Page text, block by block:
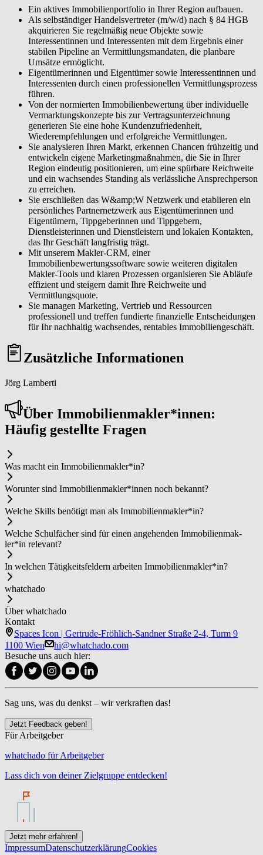
Moderne Tools & CRM effizient einsetzen. Mit unserem Makler-
CRM, einer Immobilienbewertungssoftware sowie weiteren
digitalen Makler-Tools und klaren Prozessen organisieren Sie
Abläufe effizient und steigern damit Ihre Reichweite und
Vermittlungsquote.
Ihr Geschäft unternehmerisch steuern. Sie managen Marketing,
Vertrieb und Ressourcen professionell und treffen fundierte
finanzielle Entscheidungen für Ihr nachhaltig wachsendes, rentables
Immobiliengeschäft.
Ein aktives Immobilienportfolio in Ihrer Region aufbauen.
Als selbständiger Handelsvertreter (m/w/d) nach § 84 HGB
akquirieren Sie regelmäßig neue Objekte sowie
Interessentinnen und Interessenten mit dem Ergebnis einer
stabilen Pipeline an Vermittlungsmandaten, die planbare
Umsätze ermöglicht.
Eigentümerinnen und Eigentümer sowie Interessentinnen und
Interessenten durch einen professionellen Vermittlungsprozess
führen.
Von der normierten Immobilienbewertung über individuelle
Vermarktungskonzepte bis zur Vertragsunterzeichnung
generieren Sie eine hohe Kundenzufriedenheit,
Wiederempfehlungen und erfolgreiche Vermittlungen.
Sie analysieren Ihren Markt, erkennen Chancen frühzeitig und
entwickeln eigene Marketingmaßnahmen, die Sie in Ihrer
Region eindeutig positionieren, um eine spürbare Reichweite
und ein wachsendes Standing als verlässliche Ansprechperson
zu erreichen.
Sie erschließen das W&amp;W Netzwerk und etablieren ein
persönliches Partnernetzwerk aus Eigentümerinnen und
Eigentümern, Tippgeberinnen und Tippgebern,
Dienstleisterinnen und Dienstleistern und lokalen Kontakten,
das Ihr Geschäft langfristig trägt.
Mit unserem Makler-CRM, einer
Immobilienbewertungssoftware sowie weiteren digitalen
Makler-Tools und klaren Prozessen organisieren Sie Abläufe
effizient und steigern damit Ihre Reichweite und
Vermittlungsquote.
Sie managen Marketing, Vertrieb und Ressourcen
professionell und treffen fundierte finanzielle Entscheidungen
für Ihr nachhaltig wachsendes, rentables Immobiliengeschäft.
Zusätzliche Informationen
Jörg Lamberti
Über Im­mo­bi­li­en­mak­ler*in­nen:
Häufig gestellte Fragen
Was macht ein Im­mo­bi­li­en­mak­ler*in?
Worunter sind Im­mo­bi­li­en­mak­ler*in­nen noch bekannt?
Welche Skills benötigt man als Im­mo­bi­li­en­mak­ler*in?
Welche Schulfächer sind für einen angehenden Im­mo­bi­li­en­mak­
ler*in relevant?
In welchen Tätigkeitsfeldern arbeiten Im­mo­bi­li­en­mak­ler*in?
whatchado
Über whatchado
Kontakt
Spaces Icon | Gertrude-Fröhlich-Sandner Straße 2-4, Turm 9
1100 Wien
hi@whatchado.com
Besuche uns auch hier:
Sag uns, was du denkst – wir verkraften das!
Jetzt Feedback geben!
Für Arbeitgeber
whatchado für Arbeitgeber
Lass dich von deiner Zielgruppe entdecken!
Jetzt mehr erfahren!
ImpressumDatenschutzerklärungCookies